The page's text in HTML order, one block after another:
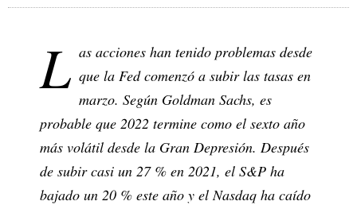
L as acciones han tenido problemas desde
que la Fed comenzó a subir las tasas en
marzo. Según Goldman Sachs, es
probable que 2022 termine como el sexto año
más volátil desde la Gran Depresión. Después
de subir casi un 27 % en 2021, el S&P ha
bajado un 20 % este año y el Nasdaq ha caído